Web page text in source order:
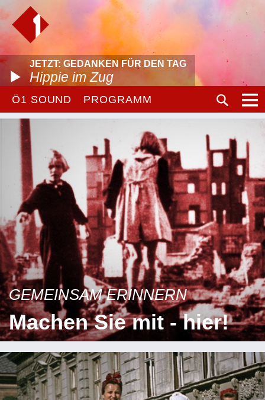
JETZT: GEDANKEN FÜR DEN TAG
Hippie im Zug
Ö1 SOUND PROGRAMM
GEMEINSAM ERINNERN
Machen Sie mit - hier!